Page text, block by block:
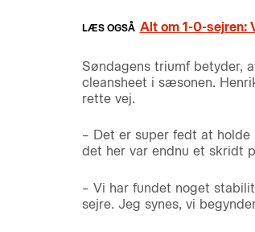
Alt om 1-0-sejren:
Søndagens triumf betyder,
cleansheet i sæsonen.
rette vej.
– Det er super fedt at
det her var endnu et skridt
– Vi har fundet noget
sejre. Jeg synes, vi